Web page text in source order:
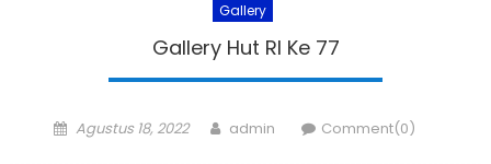
Gallery
Gallery Hut RI Ke 77
Posted
Agustus 18, 2022 Author
admin Comment(0)